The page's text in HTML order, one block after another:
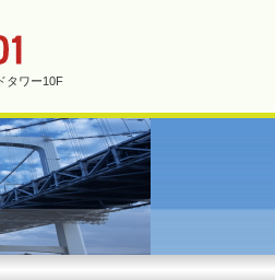
タワー10F